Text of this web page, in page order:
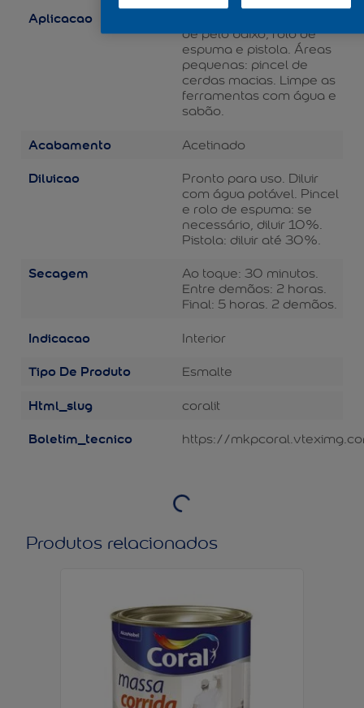
Aplicacao
de pelo baixo, rolo de
espuma e pistola. Áreas
pequenas: pincel de
cerdas macias. Limpe as
ferramentas com água e
sabão.
Acabamento Acetinado
Diluicao
Pronto para uso. Diluir
com água potável. Pincel
e rolo de espuma: se
necessário, diluir 10%.
Pistola: diluir até 30%.
Secagem
Ao toque: 30 minutos.
Entre demãos: 2 horas.
Final: 5 horas. 2 demãos.
Indicacao Interior
Tipo De Produto Esmalte
Html_slug coralit
Boletim_tecnico https://
Produtos relacionados